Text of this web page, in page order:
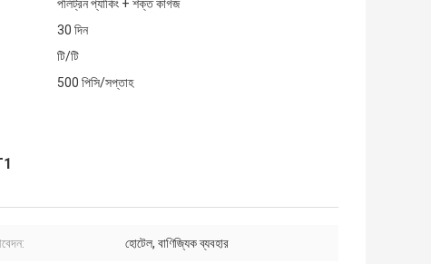
পলিট্রন প্যাকিং + শক্ত কাগজ
30 দিন
টি/টি
500 পিসি/সপ্তাহ
হোটেল, বাণিজ্যিক ব্যবহার